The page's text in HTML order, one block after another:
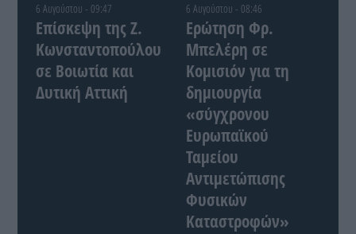
6 Αυγούστου - 09:47
Επίσκεψη της Ζ.
Κωνσταντοπούλου
σε Βοιωτία και
Δυτική Αττική
6 Αυγούστου - 08:46
Ερώτηση Φρ.
Μπελέρη σε
Κομισιόν για τη
δημιουργία
«σύγχρονου
Ευρωπαϊκού
Ταμείου
Αντιμετώπισης
Φυσικών
Καταστροφών»